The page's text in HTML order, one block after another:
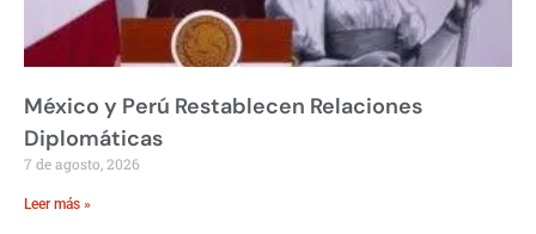
México y Perú Restablecen Relaciones
Diplomáticas
7 de agosto, 2026
Leer más »